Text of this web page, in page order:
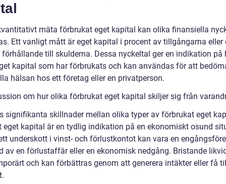
mäta förbrukat eget kapital kan olika finansiella
Ett vanligt mått är eget kapital i procent av tillgångarna eller
till skulderna. Dessa nyckeltal ger en indikation på
kapital som har förbrukats och kan användas för att
hälsan hos ett företag eller en privatperson.
om hur olika förbrukat eget kapital skiljer sig från
signifikanta skillnader mellan olika typer av förbrukat eget
eget kapital är en tydlig indikation på en ekonomiskt osund
underskott i vinst- och förlustkontot kan vara en
av en förlustaffär eller en ekonomisk nedgång. Bristande
och kan förbättras genom att generera intäkter eller få